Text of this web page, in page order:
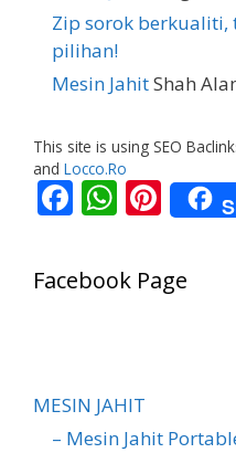
Zip sorok berkualiti,
pilihan!
Mesin JahitShah
This site is using SEO
and Locco.Ro
F
e
b
k
W
at
s
p
Pi
nt
er
e
Facebook Page
MESIN JAHIT
– Mesin Jahit